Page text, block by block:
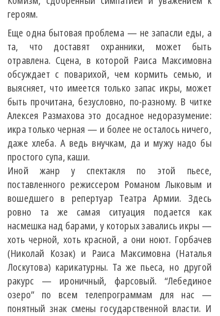
героям.
Еще одна бытовая проблема — не запасли еды, а
тa, что доставят охранники, может быть
отравлена. Сцена, в которой Раиса Максимовна
обсуждает с поварихой, чем кормить семью, и
выясняет, что имеется только запас икры, может
быть прочитана, безусловно, по-разному. В читке
Алексея Размахова это досадное недоразумение:
икра только черная — и более не осталось ничего,
даже хлеба. А ведь внучкам, да и мужу надо бы
простого супа, каши.
Иной жанр у спектакля по этой пьесе,
поставленного режиссером Романом Лыковым и
вошедшего в репертуар Театра Армии. Здесь
ровно та же самая ситуация подается как
насмешка над барами, у которых завались икры —
хоть черной, хоть красной, а они ноют. Горбачев
(Николай Козак) и Раиса Максимовна (Наталья
Лоскутова) карикатурны. Та же пьеса, но другой
ракурс — ироничный, фарсовый. “Лебединое
озеро” по всем телепрограммам для нас —
понятный знак смены государственной власти. И